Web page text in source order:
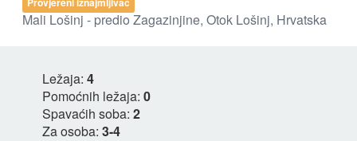
Mali Lošinj - predio Zagazinjine, Otok Lošinj, Hrvatska
Ležaja: 4
Pomoćnih ležaja: 0
Spavaćih soba: 2
Za osoba: 3-4